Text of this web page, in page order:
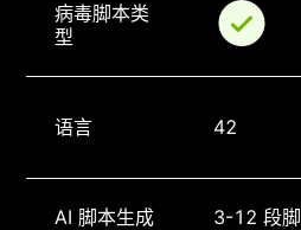
病毒脚本类
型
语言 42
AI 脚本生成
3-12 段脚